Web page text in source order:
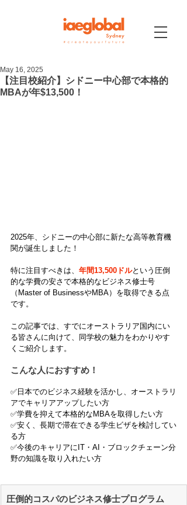
【注目校紹介】シドニー中心部で本格的
MBAが年$13,500！
May 16, 2025
2025年、シドニーの中心部に新たな高等教育機
関が誕生しました！
特に注目すべきは、 年間13,500ドルという圧倒
的な学費の安さで本格的なビジネス修士号
（Master of BusinessやMBA）を取得できる点
です。
この記事では、すでにオーストラリア国内にい
る皆さんに向けて、同学校の魅力をわかりやす
くご紹介します。
こんな人におすすめ！
✅️日本でのビジネス経験を活かし、オーストラリ
アでキャリアアップしたい方
✅️学費を抑えて本格的なMBAを取得したい方
✅️安く、長期で滞在できる学生ビザを検討してい
る方
✅️今後のキャリアにIT・AI・ブロックチェーン分
野の知識を取り入れたい方
圧倒的コスパのビジネス修士プログラム